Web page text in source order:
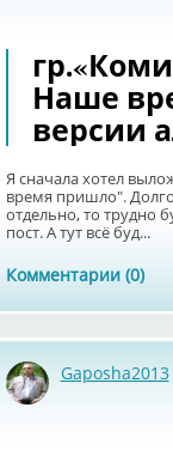
Наше
версии
Я сначала хотел
время пришло".
отдельно, то трудно
пост. А тут всё буд...
Комментарии (0)
Gaposha2013